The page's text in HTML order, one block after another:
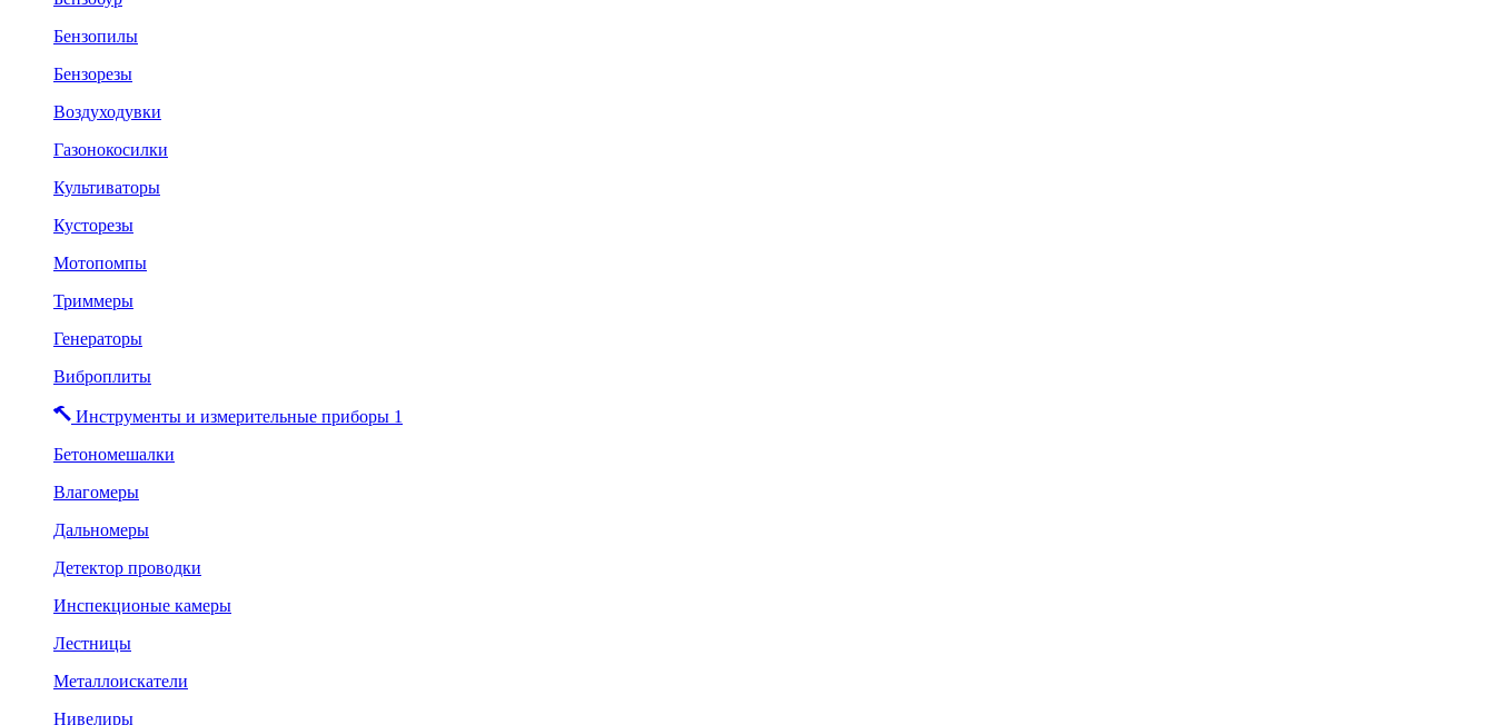
Бензопилы
Бензорезы
Воздуходувки
Газонокосилки
Культиваторы
Кусторезы
Мотопомпы
Триммеры
Генераторы
Виброплиты
Инструменты и измерительные приборы 1
Бетономешалки
Влагомеры
Дальномеры
Детектор проводки
Инспекционые камеры
Лестницы
Металлоискатели
Нивелиры